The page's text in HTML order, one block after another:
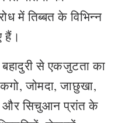
में तिब्बत के विभिन्न
हैं।
से एकजुटता का
जोमदा, जाछुखा,
और सिचुआन प्रांत के